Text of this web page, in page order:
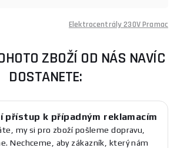
Elektrocentrály 230V Pramac
ZBOŽÍ OD NÁS NAVÍC
DOSTANETE:
přístup k případným reklamacím
my si pro zboží pošleme dopravu,
Nechceme, aby zákazník, který nám